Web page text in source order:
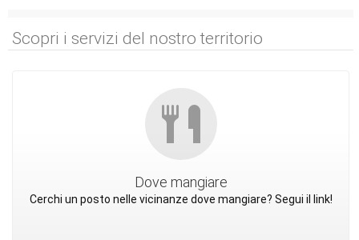
Scopri i servizi del nostro territorio
Dove mangiare
Cerchi un posto nelle vicinanze dove mangiare? Segui il link!